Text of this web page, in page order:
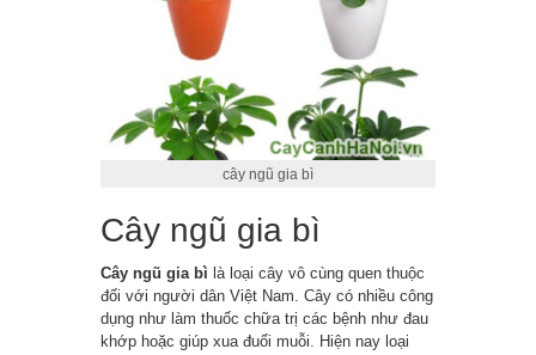
cây ngũ gia bì
Cây ngũ gia bì
Cây ngũ gia bì là loại cây vô cùng quen thuộc
đối với người dân Việt Nam. Cây có nhiều công
dụng như làm thuốc chữa trị các bệnh như đau
khớp hoặc giúp xua đuổi muỗi. Hiện nay loại